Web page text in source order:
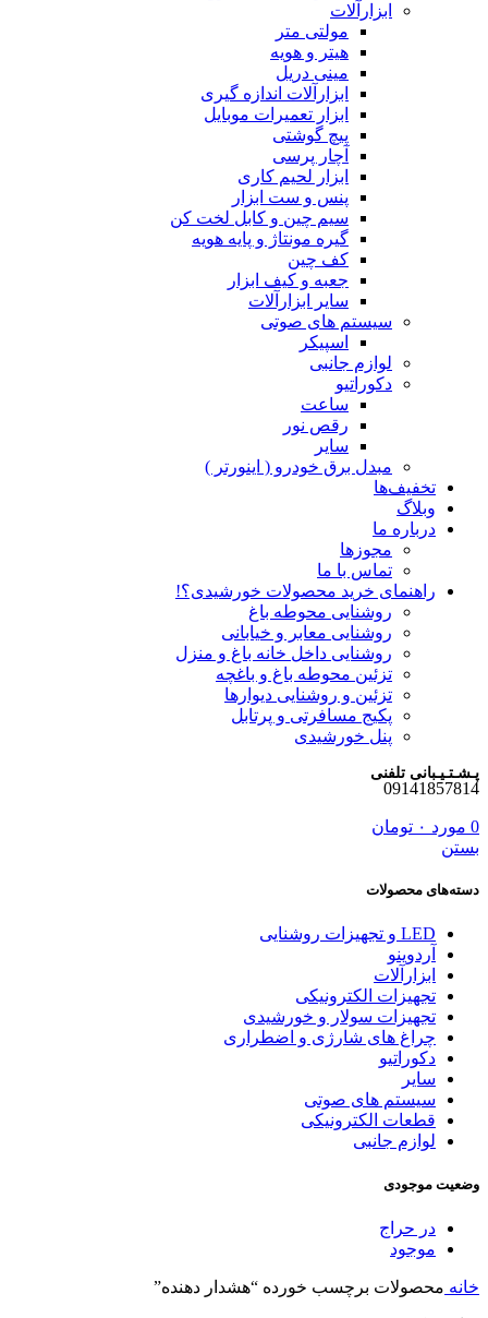
ابزارآلات
مولتی متر
هیتر و هویه
مینی دریل
ابزارآلات اندازه گیری
ابزار تعمیرات موبایل
پیچ گوشتی
آچار پرسی
ابزار لحیم کاری
پنس و ست ابزار
سیم چین و کابل لخت کن
گیره مونتاژ و پایه هویه
کف چین
جعبه و کیف ابزار
سایر ابزارآلات
سیستم های صوتی
اسپیکر
لوازم جانبی
دکوراتیو
ساعت
رقص نور
سایر
مبدل برق خودرو ( اینورتر )
تخفیف‌ها
وبلاگ
درباره ما
مجوزها
تماس با ما
راهنمای خرید محصولات خورشیدی؟!
روشنایی محوطه باغ
روشنایی معابر و خیابانی
روشنایی داخل خانه باغ و منزل
تزئین محوطه باغ و باغچه
تزئین و روشنایی دیوارها
پکیج مسافرتی و پرتابل
پنل خورشیدی
پـشـتـیـبانی تلفنی
09141857814
0 مورد ۰ تومان
بستن
دسته‌های محصولات
LED و تجهیزات روشنایی
آردوینو
ابزارآلات
تجهیزات الکترونیکی
تجهیزات سولار و خورشیدی
چراغ های شارژی و اضطراری
دکوراتیو
سایر
سیستم های صوتی
قطعات الکترونیکی
لوازم جانبی
وضعیت موجودی
در حراج
موجود
خانه محصولات برچسب خورده “هشدار دهنده”